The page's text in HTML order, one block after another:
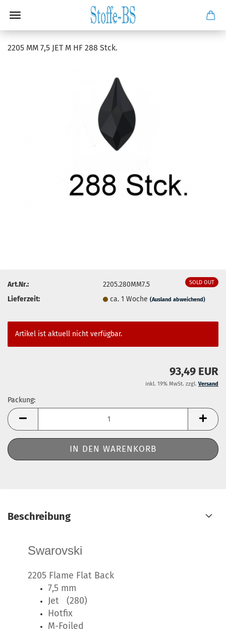
2205 MM 7,5 JET M HF 288 Stck.
SOLD OUT
Art.Nr.:
2205.280MM7.5
Lieferzeit:
ca. 1 Woche(Ausland abweichend)
Artikel ist aktuell nicht verfügbar.
93,49 EUR
inkl. 19% MwSt. zzgl. Versand
Packung:
Packung
Beschreibung
Swarovski
2205 Flame Flat Back
7,5 mm
Jet (280)
Hotfix
M-Foiled